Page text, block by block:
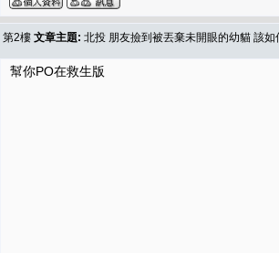
第2樓 文章主題: 北投 朋友撿到被丟棄未開眼的幼貓 該如
幫你PO在救生版